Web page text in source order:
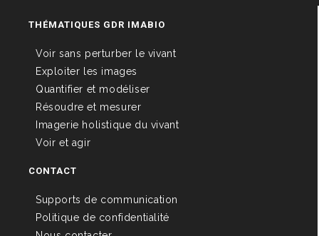
THÉMATIQUES GDR IMABIO
Voir sans perturber le vivant
Exploiter les images
Quantifier et modéliser
Résoudre et mesurer
Imagerie holistique du vivant
Voir et agir
CONTACT
Supports de communication
Politique de confidentialité